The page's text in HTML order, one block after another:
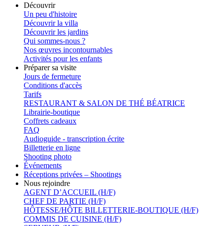
Découvrir
Un peu d'histoire
Découvrir la villa
Découvrir les jardins
Qui sommes-nous ?
Nos œuvres incontournables
Activités pour les enfants
Préparer sa visite
Jours de fermeture
Conditions d'accès
Tarifs
RESTAURANT & SALON DE THÉ BÉATRICE
Librairie-boutique
Coffrets cadeaux
FAQ
Audioguide - transcription écrite
Billetterie en ligne
Shooting photo
Événements
Réceptions privées – Shootings
Nous rejoindre
AGENT D’ACCUEIL (H/F)
CHEF DE PARTIE (H/F)
HÔTESSE/HÔTE BILLETTERIE-BOUTIQUE (H/F)
COMMIS DE CUISINE (H/F)